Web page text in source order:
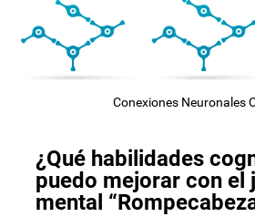
Conexiones Neuronales
¿Qué habilidades
puedo mejorar con el
mental